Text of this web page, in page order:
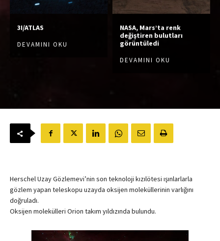
3I/ATLAS
DEVAMINI OKU
NASA, Mars’ta renk
değiştiren bulutları
görüntüledi
DEVAMINI OKU
Herschel Uzay Gözlemevi’nin son teknoloji kızılötesi ışınlarlarla
gözlem yapan teleskopu uzayda oksijen moleküllerinin varlığını
doğruladı.
Oksijen molekülleri Orion takım yıldızında bulundu.